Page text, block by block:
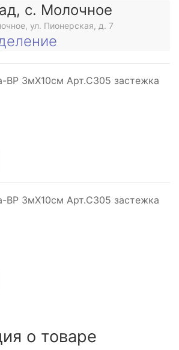
с. Молочное
ул. Пионерская, д. 7
ВР 3мX10см Арт.С305 застежка
ВР 3мX10см Арт.С305 застежка
о товаре